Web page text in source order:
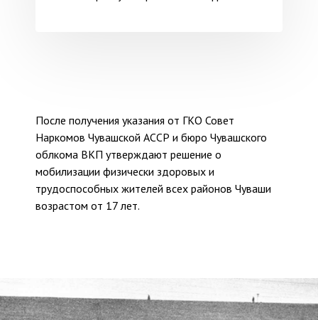
После получения указания от ГКО Совет
Наркомов Чувашской АССР и бюро Чувашского
облкома ВКП утверждают решение о
мобилизации физически здоровых и
трудоспособных жителей всех районов Чуваши
возрастом от 17 лет.